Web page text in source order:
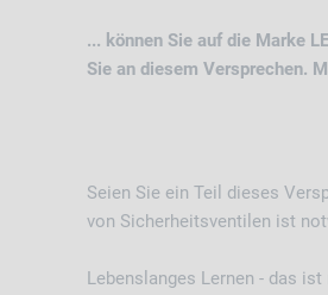
... können Sie auf die Marke
Sie an diesem Versprechen.
Seien Sie ein Teil dieses
von Sicherheitsventilen ist
Lebenslanges Lernen - das